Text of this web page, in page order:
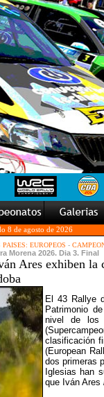
8 de agosto de 2026
EUROPEOS -
Morena 2026. Dia 3. Final
Ares exhiben
El 43 Rallye
Patrimonio
nivel de los
clasificación
(European
dos primeras
Iglesias han
que Iván Ares